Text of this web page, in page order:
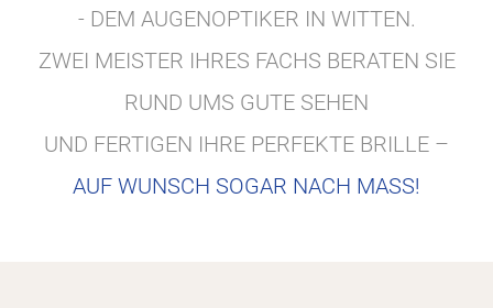
- DEM AUGENOPTIKER IN WITTEN.
ZWEI MEISTER IHRES FACHS BERATEN SIE
RUND UMS GUTE SEHEN
UND FERTIGEN IHRE PERFEKTE BRILLE –
AUF WUNSCH SOGAR NACH MASS!